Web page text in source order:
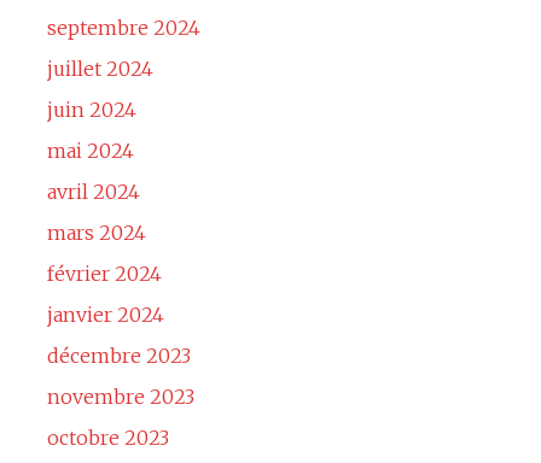
septembre 2024
juillet 2024
juin 2024
mai 2024
avril 2024
mars 2024
février 2024
janvier 2024
décembre 2023
novembre 2023
octobre 2023